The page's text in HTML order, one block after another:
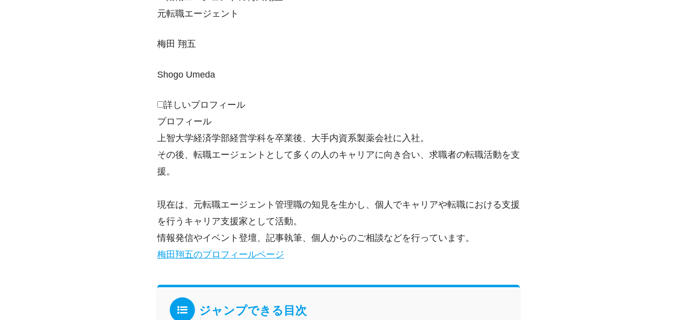
元転職エージェント
梅田 翔五
Shogo Umeda
詳しいプロフィール
プロフィール
上智大学経済学部経営学科を卒業後、大手内資系製薬会社に入社。
その後、転職エージェントとして多くの人のキャリアに向き合い、求職者の転職活動を支
援。
現在は、元転職エージェント管理職の知見を生かし、個人でキャリアや転職における支援
を行うキャリア支援家として活動。
情報発信やイベント登壇、記事執筆、個人からのご相談などを行っています。
梅田翔五のプロフィールページ
ジャンプできる目次